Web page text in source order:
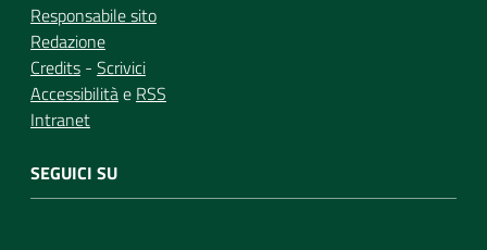
Responsabile sito
Redazione
Credits - Scrivici
Accessibilitàe RSS
Intranet
SEGUICI SU